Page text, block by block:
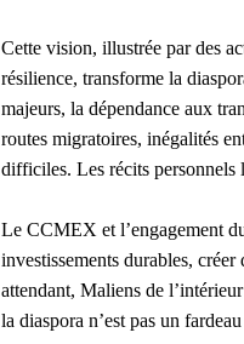
Cette vision, illustrée par des
résilience, transforme la
majeurs, la dépendance aux
routes migratoires, inégalités
difficiles. Les récits personnels
Le CCMEX et l’engagement
investissements durables,
attendant, Maliens de
la diaspora n’est pas un